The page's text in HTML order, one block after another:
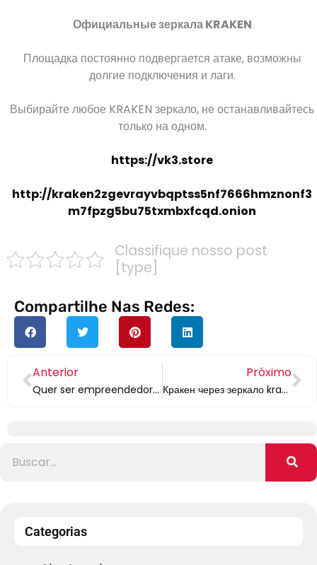
Официальные зеркала KRAKEN
Площадка постоянно подвергается атаке, возможны
долгие подключения и лаги.
Выбирайте любое KRAKEN зеркало, не останавливайтесь
только на одном.
https://vk3.store
http://kraken2zgevrayvbqptss5nf7666hmznonf3
m7fpzg5bu75txmbxfcqd.onion
Classifique nosso post
[type]
Compartilhe Nas Redes:
Anterior
Quer ser empreendedor? Aprenda como dar certo nessa carreira
Próximo
Кракен через зеркало kraken ssylka onion – KRAKEN.
Categorias